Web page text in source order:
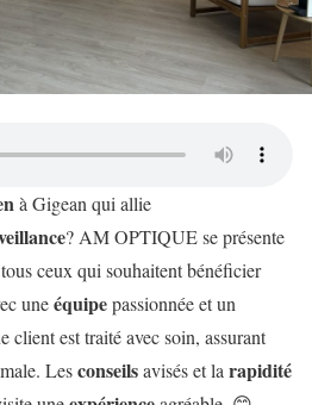
à Gigean qui allie
? AM OPTIQUE se présente
ceux qui souhaitent bénéficier
uneéquipepassionnée et un
client est traité avec soin, assurant
Lesconseilsavisés et larapidité